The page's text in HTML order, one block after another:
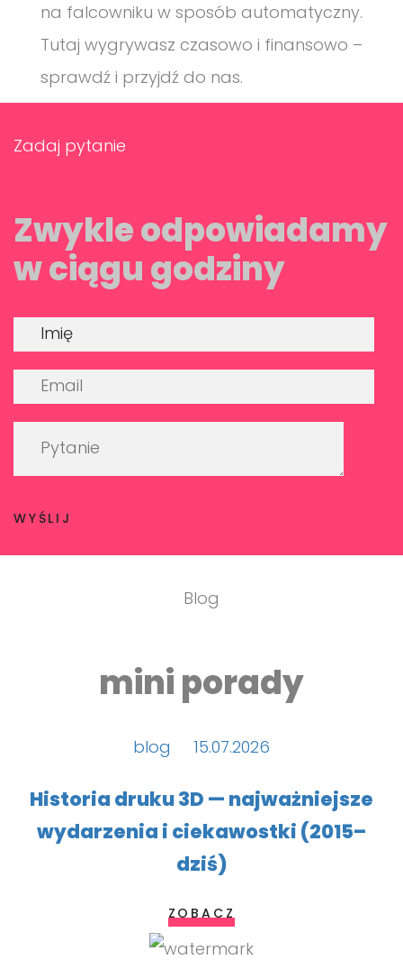
na falcowniku w sposób automatyczny.
Tutaj wygrywasz czasowo i finansowo –
sprawdź i przyjdź do nas.
Zadaj pytanie
Zwykle odpowiadamy
w ciągu godziny
WYŚLIJ
Blog
mini porady
blog 15.07.2026
Historia druku 3D — najważniejsze
wydarzenia i ciekawostki (2015–
dziś)
ZOBACZ